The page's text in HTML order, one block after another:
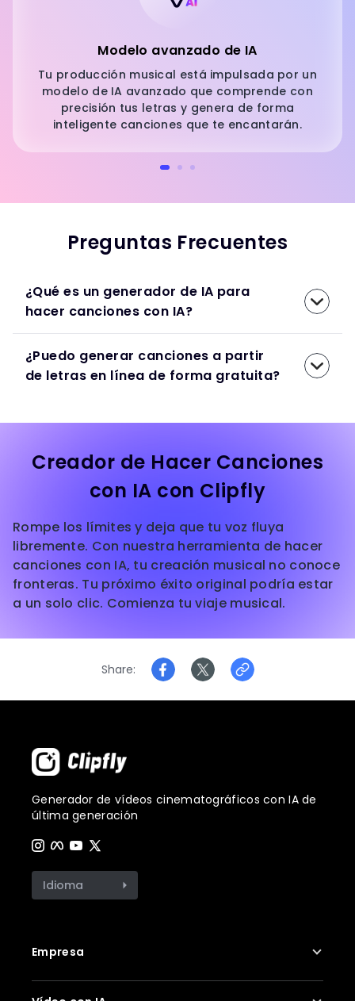
Modelo avanzado de IA
Tu producción musical está impulsada por un
modelo de IA avanzado que comprende con
precisión tus letras y genera de forma
inteligente canciones que te encantarán.
Preguntas Frecuentes
¿Qué es un generador de IA para
hacer canciones con IA?
¿Puedo generar canciones a partir
de letras en línea de forma gratuita?
Creador de Hacer Canciones
con IA con Clipfly
Rompe los límites y deja que tu voz fluya
libremente. Con nuestra herramienta de hacer
canciones con IA, tu creación musical no conoce
fronteras. Tu próximo éxito original podría estar
a un solo clic. Comienza tu viaje musical.
Share
Generador de vídeos cinematográficos con IA de
última generación
Idioma
Empresa